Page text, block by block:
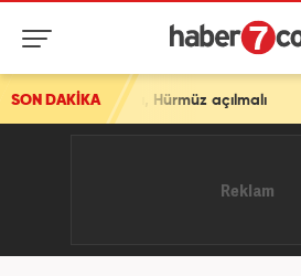
SON DAKİKA
Hürmüz açılmalı